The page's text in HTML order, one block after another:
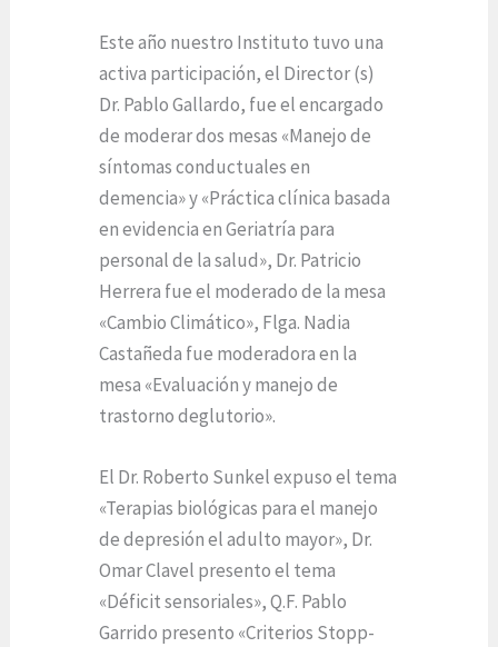
Este año nuestro Instituto tuvo una
activa participación, el Director (s)
Dr. Pablo Gallardo, fue el encargado
de moderar dos mesas «Manejo de
síntomas conductuales en
demencia» y «Práctica clínica basada
en evidencia en Geriatría para
personal de la salud», Dr. Patricio
Herrera fue el moderado de la mesa
«Cambio Climático», Flga. Nadia
Castañeda fue moderadora en la
mesa «Evaluación y manejo de
trastorno deglutorio».
El Dr. Roberto Sunkel expuso el tema
«Terapias biológicas para el manejo
de depresión el adulto mayor», Dr.
Omar Clavel presento el tema
«Déficit sensoriales», Q.F. Pablo
Garrido presento «Criterios Stopp-